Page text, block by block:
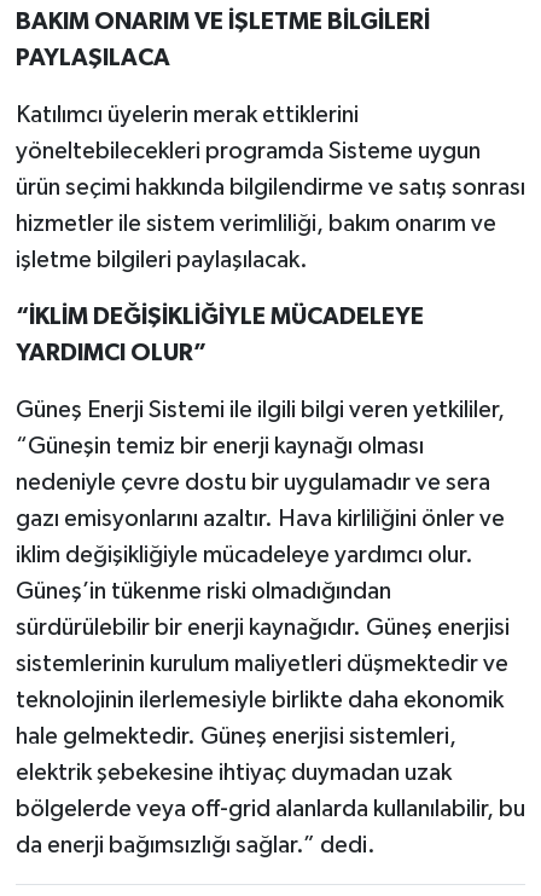
BAKIM ONARIM VE İŞLETME BİLGİLERİ
PAYLAŞILACA
Katılımcı üyelerin merak ettiklerini
yöneltebilecekleri programda Sisteme uygun
ürün seçimi hakkında bilgilendirme ve satış sonrası
hizmetler ile sistem verimliliği, bakım onarım ve
işletme bilgileri paylaşılacak.
“İKLİM DEĞİŞİKLİĞİYLE MÜCADELEYE
YARDIMCI OLUR”
Güneş Enerji Sistemi ile ilgili bilgi veren yetkililer,
“Güneşin temiz bir enerji kaynağı olması
nedeniyle çevre dostu bir uygulamadır ve sera
gazı emisyonlarını azaltır. Hava kirliliğini önler ve
iklim değişikliğiyle mücadeleye yardımcı olur.
Güneş’in tükenme riski olmadığından
sürdürülebilir bir enerji kaynağıdır. Güneş enerjisi
sistemlerinin kurulum maliyetleri düşmektedir ve
teknolojinin ilerlemesiyle birlikte daha ekonomik
hale gelmektedir. Güneş enerjisi sistemleri,
elektrik şebekesine ihtiyaç duymadan uzak
bölgelerde veya off-grid alanlarda kullanılabilir, bu
da enerji bağımsızlığı sağlar.” dedi.